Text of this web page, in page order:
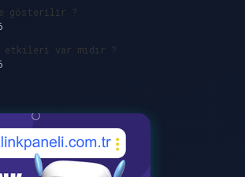
gösterilir ?
etkileri var mıdır ?